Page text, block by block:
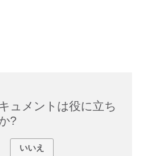
ュメントは役に立ち
?
いいえ